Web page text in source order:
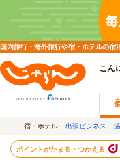
国内旅行・海外旅行や宿・ホテルの
こん
宿・ホテル 出張ビジネス
ポイントがたまる・つかえる